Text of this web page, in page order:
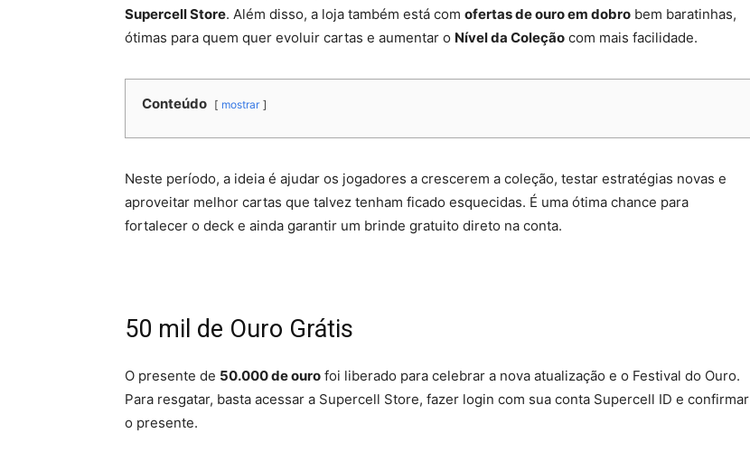
Supercell Store. Além disso, a loja também está com ofertas de ouro em dobro bem baratinhas,
ótimas para quem quer evoluir cartas e aumentar o Nível da Coleção com mais facilidade.
Conteúdo mostrar
Neste período, a ideia é ajudar os jogadores a crescerem a coleção, testar estratégias novas e
aproveitar melhor cartas que talvez tenham ficado esquecidas. É uma ótima chance para
fortalecer o deck e ainda garantir um brinde gratuito direto na conta.
50 mil de Ouro Grátis
O presente de 50.000 de ouro foi liberado para celebrar a nova atualização e o Festival do Ouro.
Para resgatar, basta acessar a Supercell Store, fazer login com sua conta Supercell ID e confirmar
o presente.